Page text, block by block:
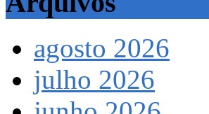
agosto 2026
julho 2026